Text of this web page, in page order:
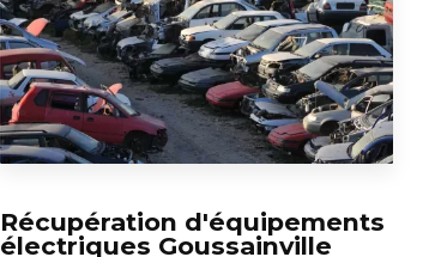
Récupération d'équipements
électriques Goussainville